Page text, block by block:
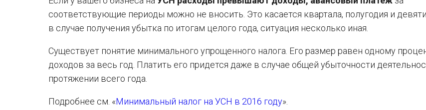
соответствующие периоды можно не вносить. Это касается квартала, полугодия и
в случае получения убытка по итогам целого года, ситуация несколько иная.
Существует понятие минимального упрощенного налога. Его размер равен одному
доходов за весь год. Платить его придется даже в случае общей убыточности
протяжении всего года.
Подробнее см. «Минимальный налог на УСН в 2016 году».